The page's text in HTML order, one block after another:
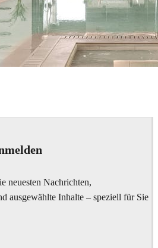
neuesten Nachrichten,
ausgewählte Inhalte – speziell für Sie